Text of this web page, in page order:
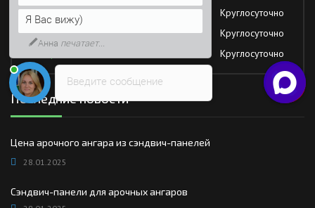
Пятница
Круглосуточно
Суббота
Круглосуточно
Круглосуточно
Последние новости
Цена арочного ангара из сэндвич-панелей
28.01.2025
Сэндвич-панели для арочных ангаров
Введите сообщение
Я Вас вижу)
Анна печатает...